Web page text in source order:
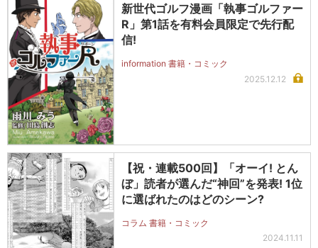
新世代ゴルフ漫画「執事ゴルファー
R」第1話を有料会員限定で先行配
信!
information 書籍・コミック
2025.12.12
【祝・連載500回】「オーイ! とん
ぼ」読者が選んだ“神回”を発表! 1位
に選ばれたのはどのシーン?
コラム 書籍・コミック
2024.11.11